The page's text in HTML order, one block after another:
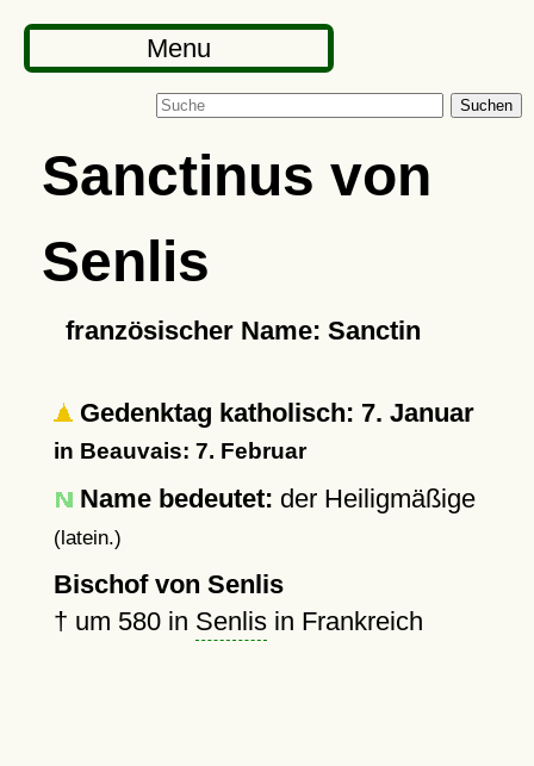
Menu
Suchen
Sanctinus von
Senlis
französischer Name: Sanctin
Gedenktag katholisch: 7. Januar
in Beauvais: 7. Februar
Name bedeutet: der Heiligmäßige
(latein.)
Bischof von Senlis
† um 580in Senlisin Frankreich